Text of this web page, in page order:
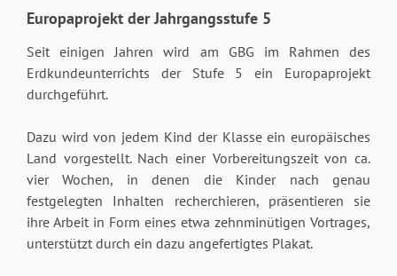
Europaprojekt der Jahrgangsstufe 5
Seit einigen Jahren wird am GBG im Rahmen des
Erdkundeunterrichts der Stufe 5 ein Europaprojekt
durchgeführt.
Dazu wird von jedem Kind der Klasse ein europäisches
Land vorgestellt. Nach einer Vorbereitungszeit von ca.
vier Wochen, in denen die Kinder nach genau
festgelegten Inhalten recherchieren, präsentieren sie
ihre Arbeit in Form eines etwa zehnminütigen Vortrages,
unterstützt durch ein dazu angefertigtes Plakat.